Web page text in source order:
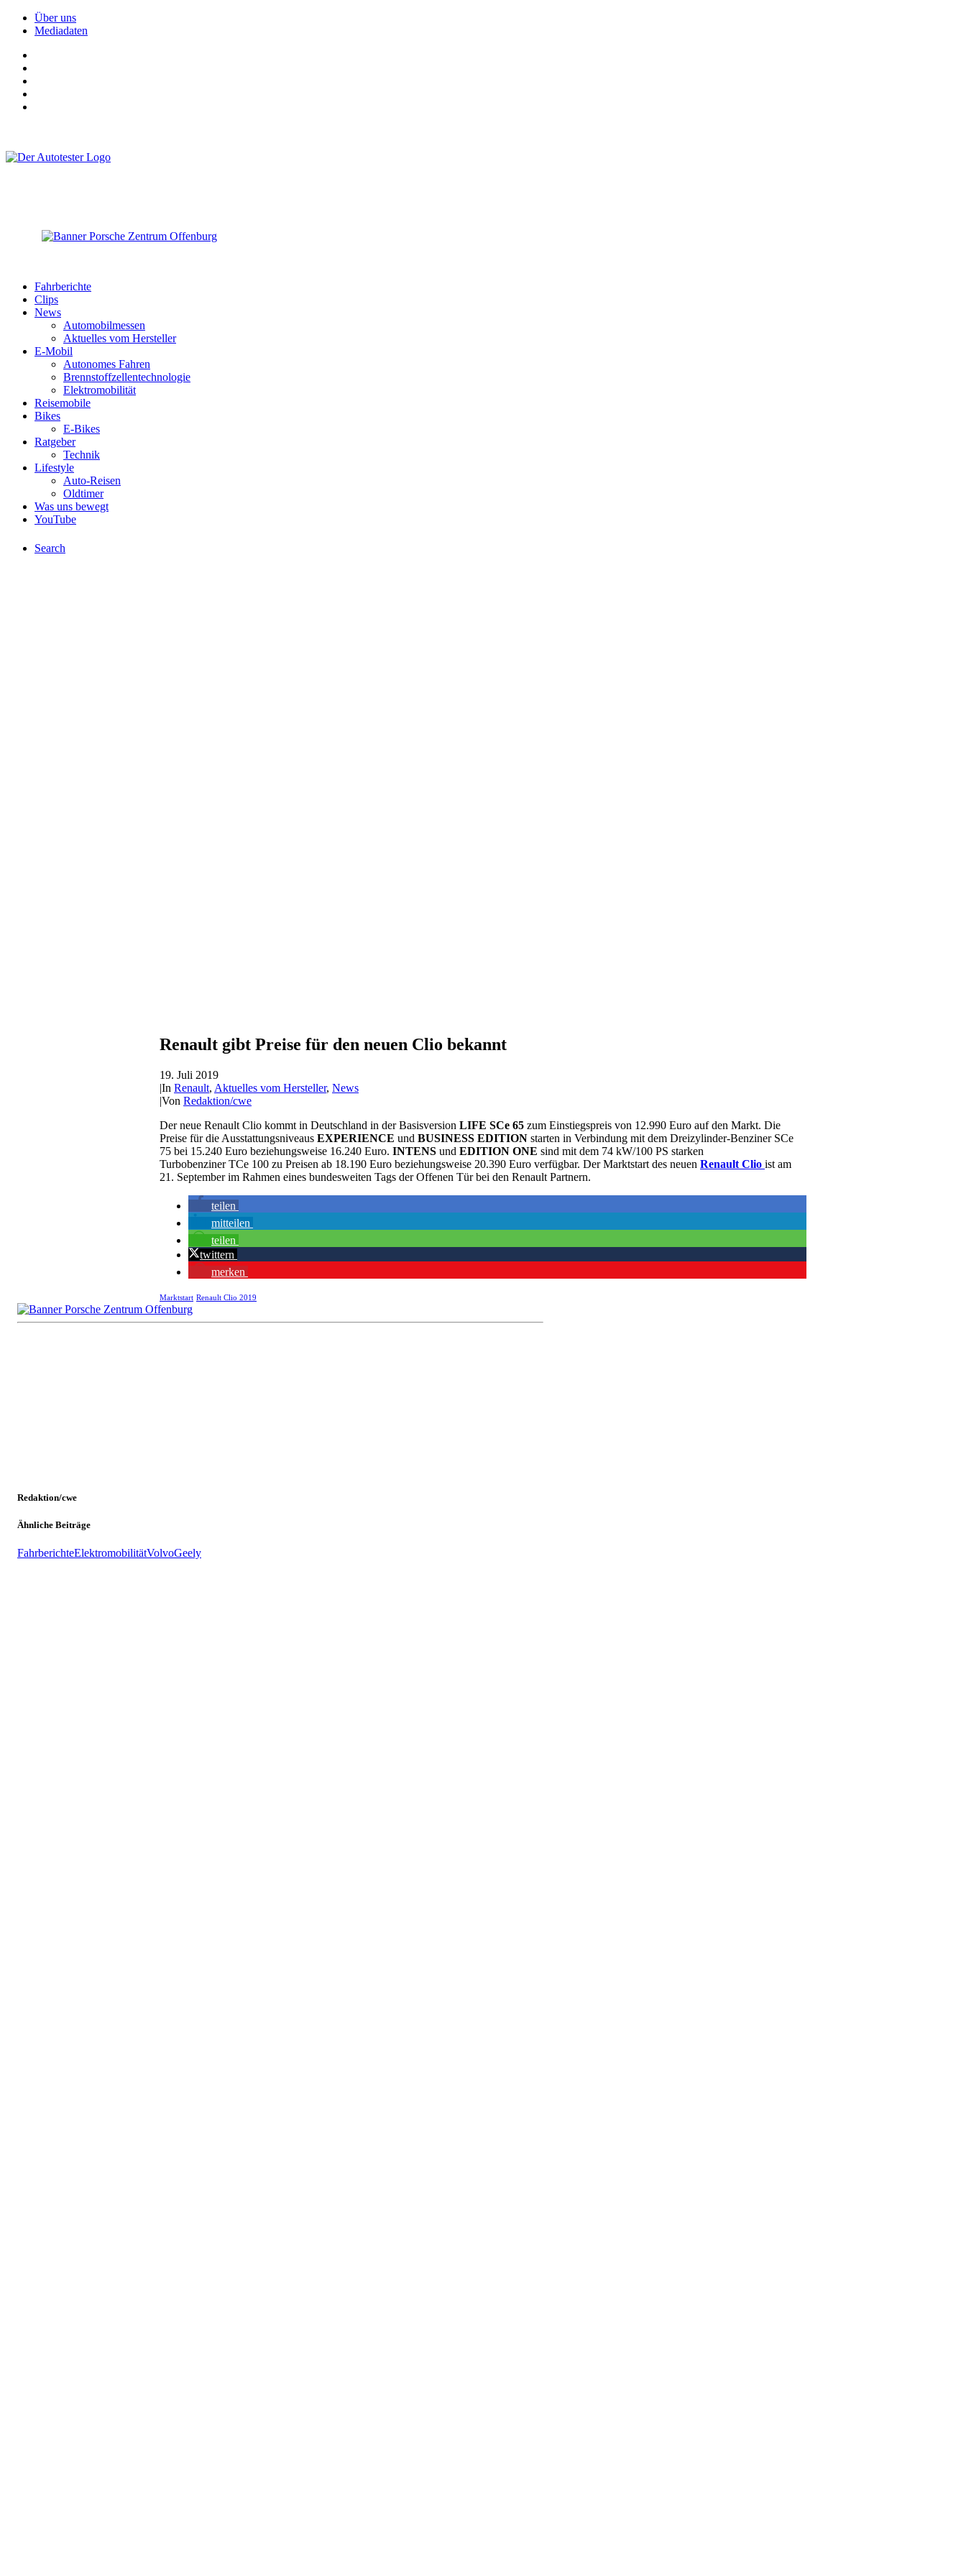
Über uns
Mediadaten
Fahrberichte
Clips
News
Automobilmessen
Aktuelles vom Hersteller
E-Mobil
Autonomes Fahren
Brennstoffzellentechnologie
Elektromobilität
Reisemobile
Bikes
E-Bikes
Ratgeber
Technik
Lifestyle
Auto-Reisen
Oldtimer
Was uns bewegt
YouTube
Search
Renault gibt Preise für den neuen Clio bekannt
19. Juli 2019
|In Renault, Aktuelles vom Hersteller, News
|Von Redaktion/cwe
Der neue Renault Clio kommt in Deutschland in der Basisversion LIFE SCe 65 zum Einstiegspreis von 12.990 Euro auf den Markt. Die
Preise für die Ausstattungsniveaus EXPERIENCE und BUSINESS EDITION starten in Verbindung mit dem Dreizylinder-Benziner SCe
75 bei 15.240 Euro beziehungsweise 16.240 Euro. INTENS und EDITION ONE sind mit dem 74 kW/100 PS starken
Turbobenziner TCe 100 zu Preisen ab 18.190 Euro beziehungsweise 20.390 Euro verfügbar. Der Marktstart des neuen Renault Clio ist am
21. September im Rahmen eines bundesweiten Tags der Offenen Tür bei den Renault Partnern.
teilen
mitteilen
teilen
twittern
merken
Marktstart Renault Clio 2019
Redaktion/cwe
Ähnliche Beiträge
FahrberichteElektromobilitätVolvoGeely